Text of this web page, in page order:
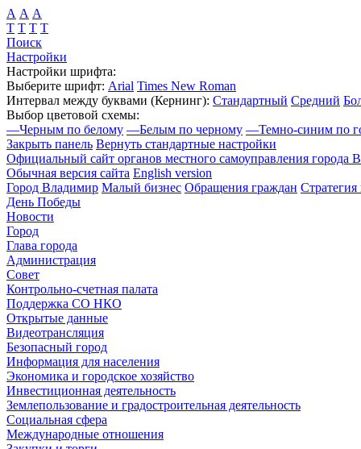
А А А
Т Т Т Т
Поиск
Настройки
Настройки шрифта:
Выберите шрифт: Arial Times New Roman
Интервал между буквами (Кернинг): Стандартный Средний
Выбор цветовой схемы:
—Черным по белому —Белым по черному —Темно-синим по
Закрыть панель Вернуть стандартные настройки
Официальный сайт органов местного самоуправления города
Обычная версия сайта English version
Город Владимир Малый бизнес Обращения граждан Стратегия
День Победы
Новости
Город
Глава города
Администрация
Совет
Контрольно-счетная палата
Поддержка СО НКО
Открытые данные
Видеотрансляция
Безопасный город
Информация для населения
Экономика и городское хозяйство
Инвестиционная деятельность
Землепользование и градостроительная деятельность
Социальная сфера
Международные отношения